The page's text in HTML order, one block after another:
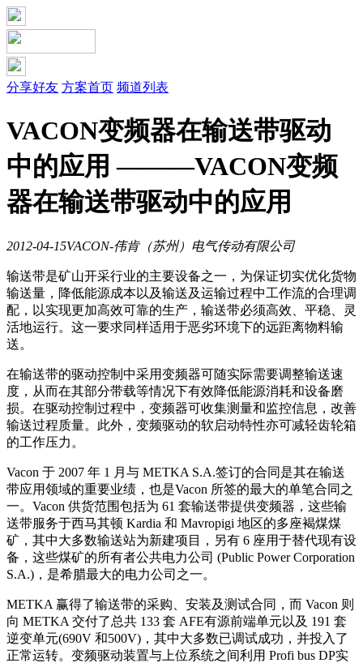
分享好友 方案首页 频道列表
VACON变频器在输送带驱动
中的应用 ———VACON变频
器在输送带驱动中的应用
2012-04-15VACON-伟肯（苏州）电气传动有限公司
输送带是矿山开采行业的主要设备之一，为保证切实优化货物
输送量，降低能源成本以及输送及运输过程中工作流的合理调
配，以实现更加高效可靠的生产，输送带必须高效、平稳、灵
活地运行。这一要求同样适用于恶劣环境下的远距离物料输
送。
在输送带的驱动控制中采用变频器可随实际需要调整输送速
度，从而在其部分带载等情况下有效降低能源消耗和设备磨
损。在驱动控制过程中，变频器可收集测量和监控信息，改善
输送过程质量。此外，变频驱动的软启动特性亦可减轻齿轮箱
的工作压力。
Vacon 于 2007 年 1 月与 METKA S.A.签订的合同是其在输送
带应用领域的重要业绩，也是Vacon 所签的最大的单笔合同之
一。Vacon 供货范围包括为 61 套输送带提供变频器，这些输
送带服务于西马其顿 Kardia 和 Mavropigi 地区的多座褐煤煤
矿，其中大多数输送站为新建项目，另有 6 座用于替代现有设
备，这些煤矿的所有者公共电力公司 (Public Power Corporation
S.A.)，是希腊最大的电力公司之一。
METKA 赢得了输送带的采购、安装及测试合同，而 Vacon 则
向 METKA 交付了总共 133 套 AFE有源前端单元以及 191 套
逆变单元(690V 和500V)，其中大多数已调试成功，并投入了
正常运转。变频驱动装置与上位系统之间利用 Profi bus DP实